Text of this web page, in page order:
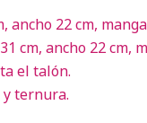
ancho 22 cm,
cm, ancho 22 cm,
el talón.
ternura.